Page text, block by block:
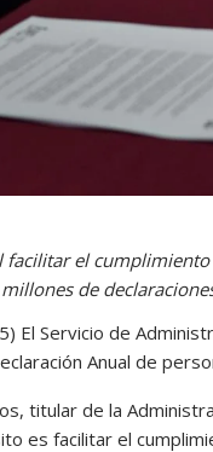
facilitar el
de
El Servicio de
Anual de
titular de la
es facilitar el